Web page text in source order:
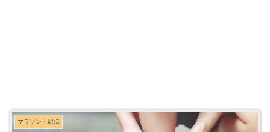
マラソン・駅伝